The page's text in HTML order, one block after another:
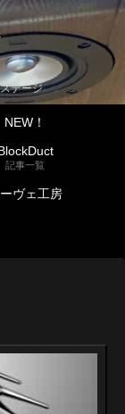
テージ
NEW！
記事一覧
ヴェ工房